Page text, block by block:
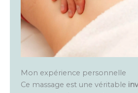
Mon expérience personnelle
Ce massage est une véritable